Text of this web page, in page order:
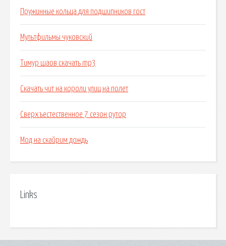
Пружинные кольца для подшипников гост
Мультфильмы чуковский
Тимур шаов скачать mp3
Скачать чит на короли улиц на полет
Сверхъестественное 7 сезон рутор
Мод на скайрим дождь
Links